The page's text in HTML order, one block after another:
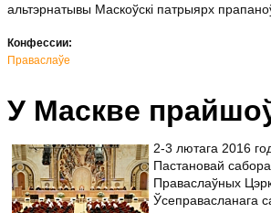
альтэрнатывы Маскоўскі патрыярх
Конфессии:
Праваслаўе
У Маскве
2-3 лютага 2016
Пастановай
Праваслаўных
Ўсеправасланага